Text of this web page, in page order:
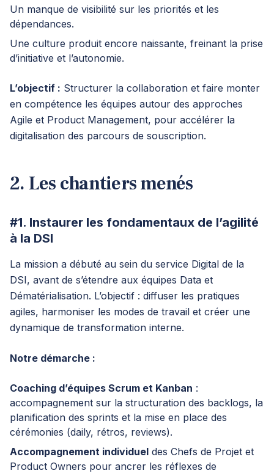
Un manque de visibilité sur les priorités et les
dépendances.
Une culture produit encore naissante, freinant la prise
d’initiative et l’autonomie.
L’objectif : Structurer la collaboration et faire monter
en compétence les équipes autour des approches
Agile et Product Management, pour accélérer la
digitalisation des parcours de souscription.
2. Les chantiers menés
#1. Instaurer les fondamentaux de l’agilité
à la DSI
La mission a débuté au sein du service Digital de la
DSI, avant de s’étendre aux équipes Data et
Dématérialisation. L’objectif : diffuser les pratiques
agiles, harmoniser les modes de travail et créer une
dynamique de transformation interne.
Notre démarche :
Coaching d’équipes Scrum et Kanban :
accompagnement sur la structuration des backlogs, la
planification des sprints et la mise en place des
cérémonies (daily, rétros, reviews).
Accompagnement individuel des Chefs de Projet et
Product Owners pour ancrer les réflexes de